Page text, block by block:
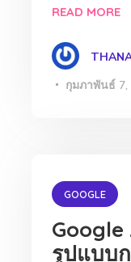
READ MORE
กุมภาพันธ์ 7,
GOOGLE
Google
รูปแบบ